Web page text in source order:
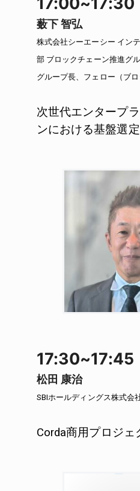
薮下 智弘
株式会社シーエーシー イン
部 ブロックチェーン推進グ
グループ長、フェロー（ブロ
次世代エンタープ
ンにおける基盤選
17:30~17:45
松田 康治
SBIホールディングス株式会
Corda商用プロジェ